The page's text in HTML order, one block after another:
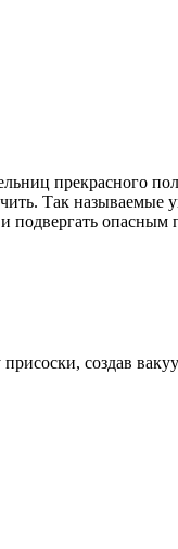
прекрасного
Так называемые
подвергать опасным
создав